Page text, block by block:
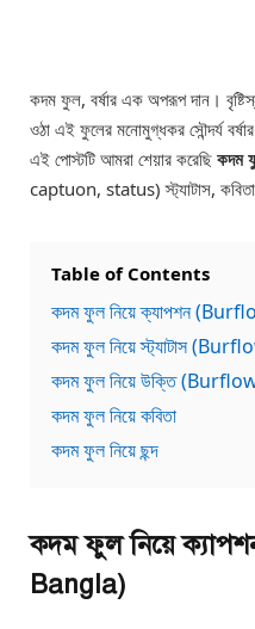
কদম ফুল, বর্ষার এক অপরূপ দান।
ওঠা এই ফুলের মনোমুগ্ধকর সৌন্দর্য
এই পোস্টটি আমরা শেয়ার করেছি কদম
captuon, status) স্ট্যাটাস,
Table of Contents
কদম ফুল নিয়ে ক্যাপশন
কদম ফুল নিয়ে স্ট্যাটাস
কদম ফুল নিয়ে উক্তি
কদম ফুল নিয়ে কবিতা
কদম ফুল নিয়ে ছন্দ
কদম ফুল নিয়ে
Bangla)